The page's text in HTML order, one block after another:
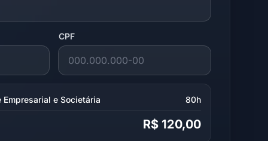
CPF
e Societária 80h
R$ 120,00